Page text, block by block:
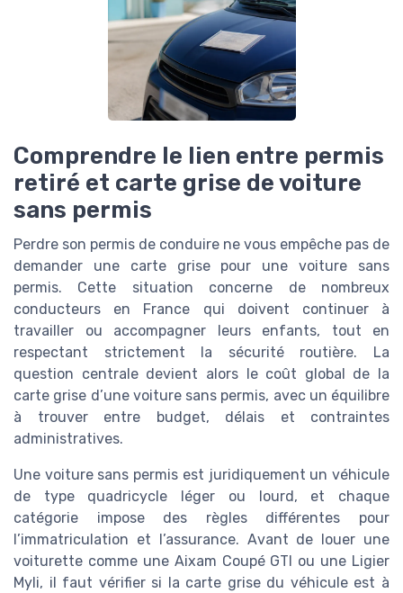
Comprendre le lien entre permis
retiré et carte grise de voiture
sans permis
Perdre son permis de conduire ne vous empêche pas de
demander une carte grise pour une voiture sans
permis. Cette situation concerne de nombreux
conducteurs en France qui doivent continuer à
travailler ou accompagner leurs enfants, tout en
respectant strictement la sécurité routière. La
question centrale devient alors le coût global de la
carte grise d’une voiture sans permis, avec un équilibre
à trouver entre budget, délais et contraintes
administratives.
Une voiture sans permis est juridiquement un véhicule
de type quadricycle léger ou lourd, et chaque
catégorie impose des règles différentes pour
l’immatriculation et l’assurance. Avant de louer une
voiturette comme une Aixam Coupé GTI ou une Ligier
Myli, il faut vérifier si la carte grise du véhicule est à